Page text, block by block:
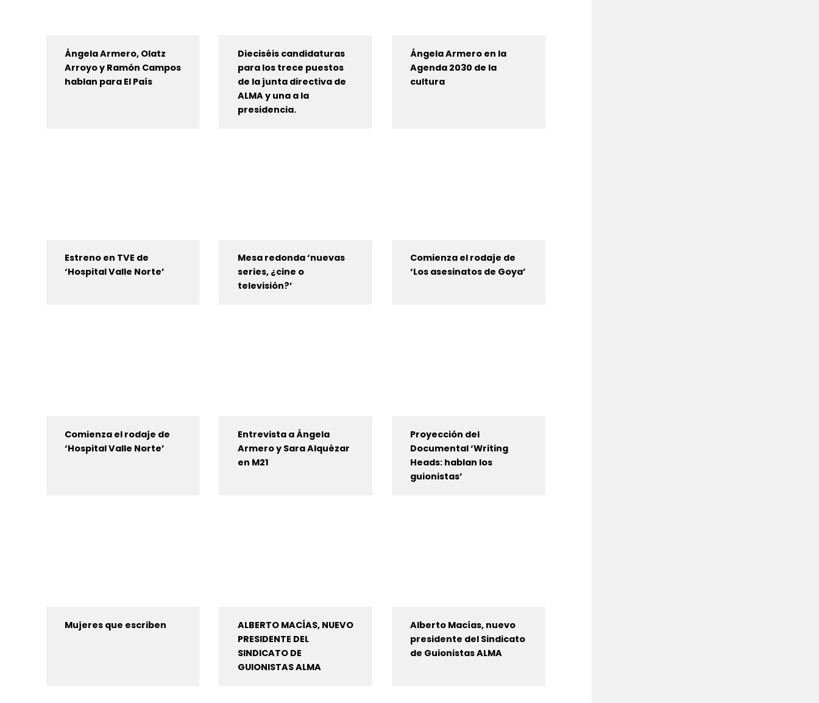
Ángela Armero, Olatz
Arroyo y Ramón Campos
hablan para El País
Dieciséis candidaturas
para los trece puestos
de la junta directiva de
ALMA y una a la
presidencia.
Ángela Armero en la
Agenda 2030 de la
cultura
Estreno en TVE de
‘Hospital Valle Norte’
Mesa redonda ‘nuevas
series, ¿cine o
televisión?’
Comienza el rodaje de
‘Los asesinatos de Goya’
Comienza el rodaje de
‘Hospital Valle Norte’
Entrevista a Ángela
Armero y Sara Alquézar
en M21
Proyección del
Documental ‘Writing
Heads: hablan los
guionistas’
Mujeres que escriben
ALBERTO MACÍAS, NUEVO
PRESIDENTE DEL
SINDICATO DE
GUIONISTAS ALMA
Alberto Macías, nuevo
presidente del Sindicato
de Guionistas ALMA